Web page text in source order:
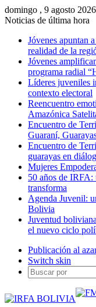
domingo , 9 agosto 2026
Noticias de última hora
Jóvenes apuntan
realidad de la
Jóvenes
programa radial
Líderes juveniles
contexto electoral
Reencuentro
Amazónica
Encuentro de
Guaraní,
Encuentro de
guarayas en
Mujeres
50 años de IRFA:
transforma
Agenda Juvenil:
Bolivia
Juventud
el nuevo ciclo
Publicación al
Switch skin